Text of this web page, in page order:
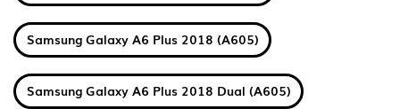
Samsung Galaxy A6 Plus 2018 (A605)
Samsung Galaxy A6 Plus 2018 Dual (A605)